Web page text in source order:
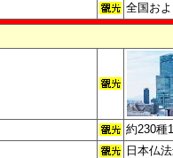
全国お
約230種
日本仏